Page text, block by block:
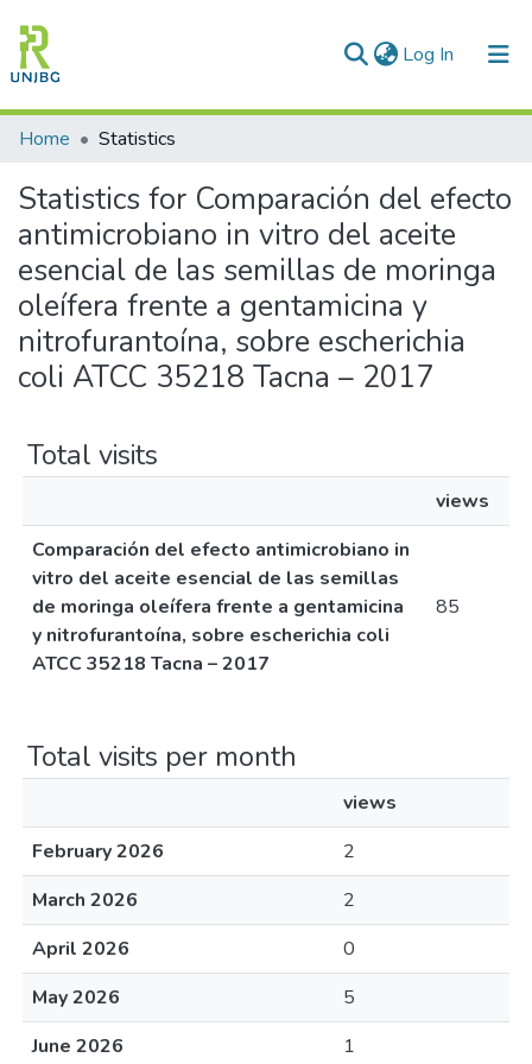
Log In (current)
Communities & Collections
All of DSpace
Enviar tesis
Home Statistics
Statistics for Comparación del efecto
antimicrobiano in vitro del aceite
esencial de las semillas de moringa
oleífera frente a gentamicina y
nitrofurantoína, sobre escherichia
coli ATCC 35218 Tacna – 2017
Total visits
views
Comparación del efecto antimicrobiano in
vitro del aceite esencial de las semillas
de moringa oleífera frente a gentamicina
y nitrofurantoína, sobre escherichia coli
ATCC 35218 Tacna – 2017
85
Total visits per month
views
February 2026
2
March 2026
2
April 2026
0
May 2026
5
June 2026
1